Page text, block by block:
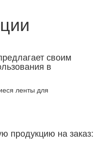
своим
в
ленты для
продукцию на заказ: